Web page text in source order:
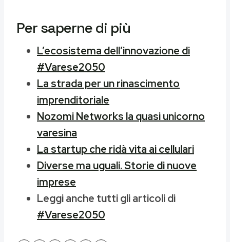
Per saperne di più
L’ecosistema dell’innovazione di
#Varese2050
La strada per un rinascimento
imprenditoriale
Nozomi Networks la quasi unicorno
varesina
La startup che ridà vita ai cellulari
Diverse ma uguali. Storie di nuove
imprese
Leggi anche tutti gli articoli di
#Varese2050